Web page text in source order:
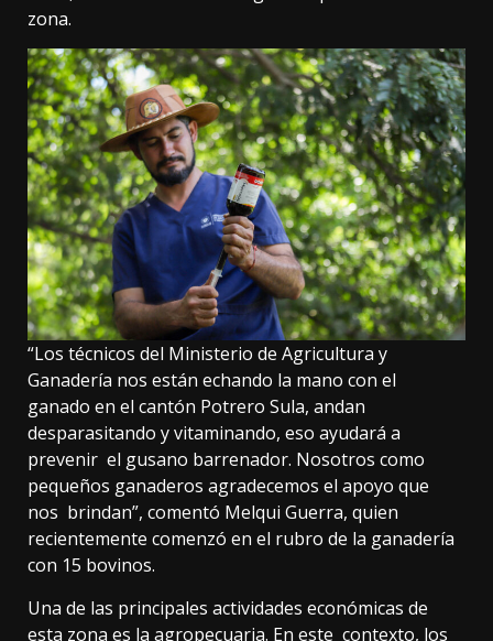
zona.
“Los técnicos del Ministerio de Agricultura y
Ganadería nos están echando la mano con el
ganado en el cantón Potrero Sula, andan
desparasitando y vitaminando, eso ayudará a
prevenir el gusano barrenador. Nosotros como
pequeños ganaderos agradecemos el apoyo que
nos brindan”, comentó Melqui Guerra, quien
recientemente comenzó en el rubro de la ganadería
con 15 bovinos.
Una de las principales actividades económicas de
esta zona es la agropecuaria. En este contexto, los